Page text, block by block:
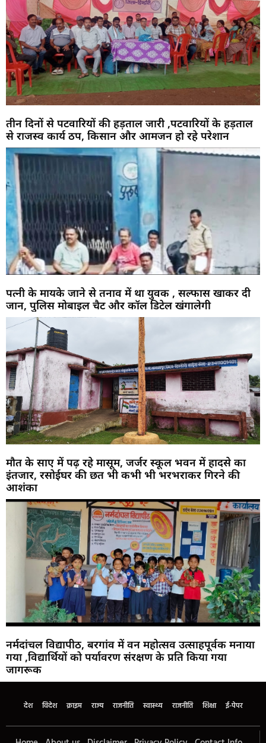
तीन दिनों से पटवारियों की हड़ताल जारी ,पटवारियों के हड़ताल
से राजस्व कार्य ठप, किसान और आमजन हो रहे परेशान
पत्नी के मायके जाने से तनाव में था युवक , सल्फास खाकर दी
जान, पुलिस मोबाइल चैट और कॉल डिटेल खंगालेगी
मौत के साए में पढ़ रहे मासूम, जर्जर स्कूल भवन में हादसे का
इंतजार, रसोईघर की छत भी कभी भी भरभराकर गिरने की
आशंका
नर्मदांचल विद्यापीठ, बरगांव में वन महोत्सव उत्साहपूर्वक मनाया
गया ,विद्यार्थियों को पर्यावरण संरक्षण के प्रति किया गया
जागरूक
देश विदेश क्राइम राज्य राजनीति स्वास्थ्य राजनीति शिक्षा ई-पेपर